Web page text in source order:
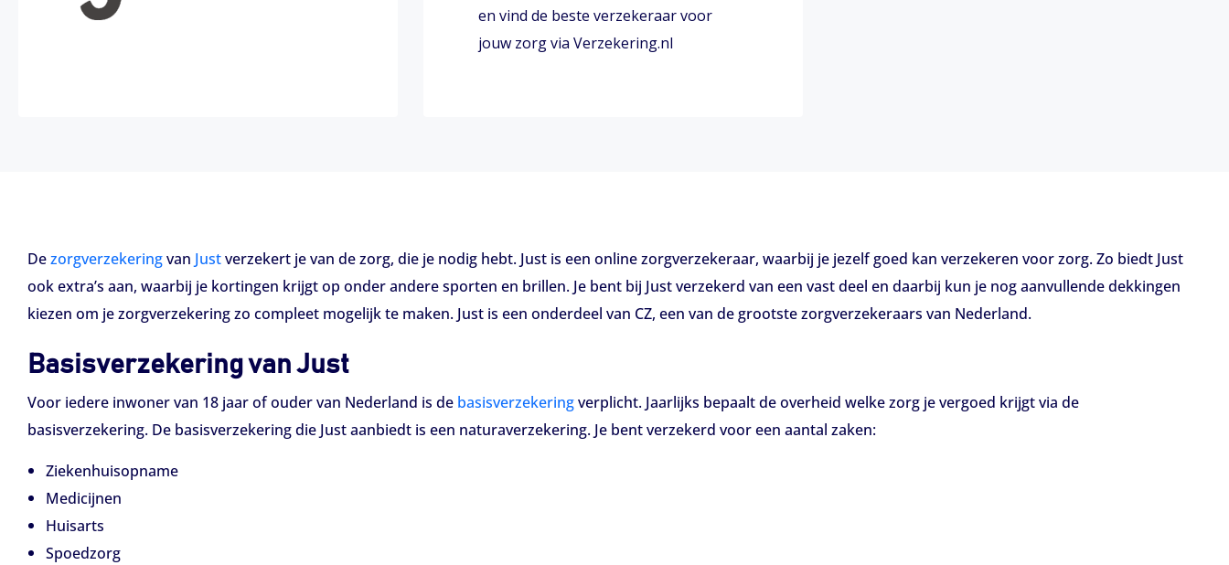
en vind de beste verzekeraar voor
jouw zorg via Verzekering.nl
Dezorgverzekeringvan Justverzekert je van de zorg, die je nodig hebt. Just is een online zorgverzekeraar, waarbij je jezelf goed kan verzekeren voor zorg. Zo biedt Just
ook extra’s aan, waarbij je kortingen krijgt op onder andere sporten en brillen. Je bent bij Just verzekerd van een vast deel en daarbij kun je nog aanvullende dekkingen
kiezen om je zorgverzekering zo compleet mogelijk te maken. Just is een onderdeel van CZ, een van de grootste zorgverzekeraars van Nederland.
Basisverzekering van Just
Voor iedere inwoner van 18 jaar of ouder van Nederland is de basisverzekeringverplicht. Jaarlijks bepaalt de overheid welke zorg je vergoed krijgt via de
basisverzekering. De basisverzekering die Just aanbiedt is een naturaverzekering. Je bent verzekerd voor een aantal zaken:
Ziekenhuisopname
Medicijnen
Huisarts
Spoedzorg